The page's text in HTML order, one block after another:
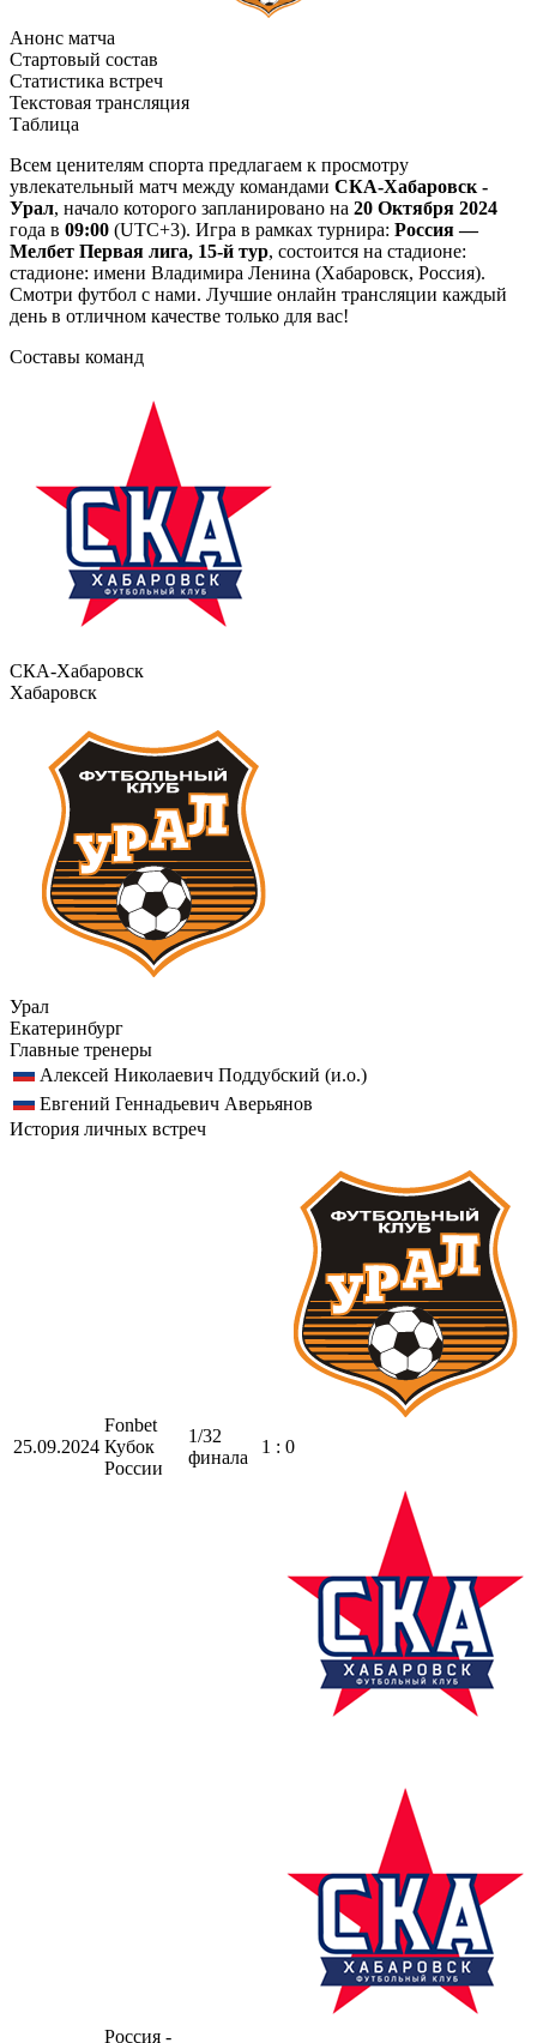
Анонс матча
Стартовый состав
Статистика встреч
Текстовая трансляция
Таблица
Всем ценителям спорта предлагаем к просмотру
увлекательный матч между командами СКА-Хабаровск -
Урал, начало которого запланировано на 20 Октября 2024
года в 09:00 (UTC+3). Игра в рамках турнира: Россия —
Мелбет Первая лига, 15-й тур, состоится на стадионе:
стадионе: имени Владимира Ленина (Хабаровск, Россия).
Смотри футбол с нами. Лучшие онлайн трансляции каждый
день в отличном качестве только для вас!
Составы команд
СКА-Хабаровск
Хабаровск
Урал
Екатеринбург
Главные тренеры
Алексей Николаевич Поддубский (и.о.)
Евгений Геннадьевич Аверьянов
История личных встреч
25.09.2024
Fonbet
Кубок
России
1/32
финала
1 : 0
Россия -